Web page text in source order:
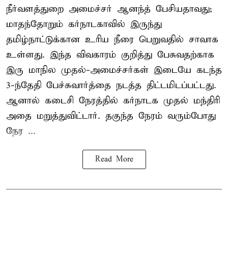
நீர்வளத்துறை அமைச்சர் ஆனந்த் பேசியதாவது;
மாதந்தோறும் கர்நாடகாவில் இருந்து
தமிழ்நாட்டுக்கான உரிய நீரை பெறுவதில் சாவாக
உள்ளது. இந்த விவகாரம் குறித்து பேசுவதற்காக
இரு மாநில முதல்-அமைச்சர்கள் இடையே கடந்த
3-ந்தேதி பேச்சுவார்த்தை நடத்த திட்டமிடப்பட்டது.
ஆனால் கடைசி நேரத்தில் கர்நாடக முதல் மந்திரி
அதை மறுத்துவிட்டார். தகுந்த நேரம் வரும்போது
நேர ...
Read More